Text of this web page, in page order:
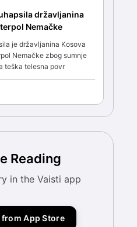
državljanina
Nemačke
je državljanina Kosova
Nemačke zbog sumnje
teška telesna povr
Reading
in the Vaisti app
App Store